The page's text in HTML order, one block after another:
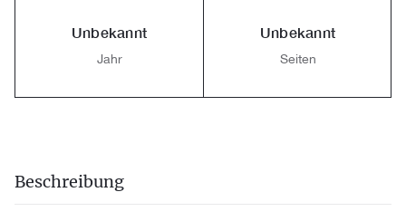
Unbekannt
Jahr
Unbekannt
Seiten
Beschreibung